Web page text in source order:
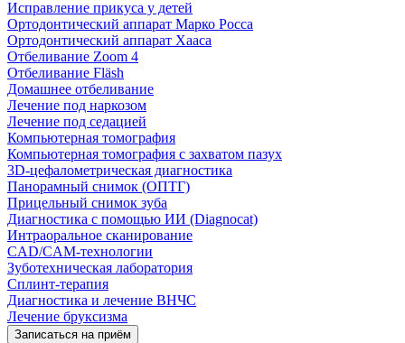
Исправление прикуса у детей
Ортодонтический аппарат Марко Росса
Ортодонтический аппарат Хааса
Отбеливание Zoom 4
Отбеливание Fläsh
Домашнее отбеливание
Лечение под наркозом
Лечение под седацией
Компьютерная томография
Компьютерная томография с захватом пазух
3D-цефалометрическая диагностика
Панорамный снимок (ОПТГ)
Прицельный снимок зуба
Диагностика с помощью ИИ (Diagnocat)
Интраоральное сканирование
CAD/CAM-технологии
Зуботехническая лаборатория
Сплинт-терапия
Диагностика и лечение ВНЧС
Лечение бруксизма
Записаться на приём